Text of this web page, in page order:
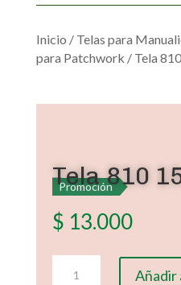
Inicio / Telas para
para Patchwork / Tela
Promoción
Tela 810
$ 13.000
Añadir